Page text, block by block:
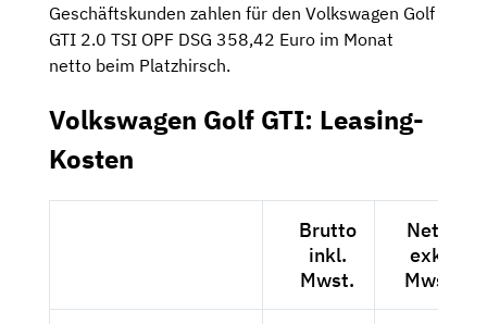
Geschäftskunden zahlen für den Volkswagen Golf
GTI 2.0 TSI OPF DSG 358,42 Euro im Monat
netto beim Platzhirsch.
Volkswagen Golf GTI: Leasing-
Kosten
Brutto
inkl.
Mwst.
Netto
exkl.
Mwst.